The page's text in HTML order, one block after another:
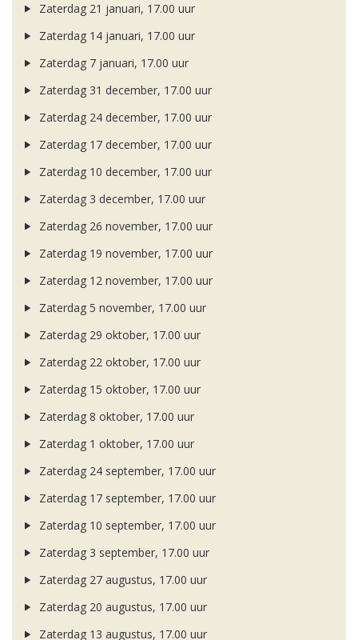
Zaterdag 21 januari, 17.00 uur
Zaterdag 14 januari, 17.00 uur
Zaterdag 7 januari, 17.00 uur
Zaterdag 31 december, 17.00 uur
Zaterdag 24 december, 17.00 uur
Zaterdag 17 december, 17.00 uur
Zaterdag 10 december, 17.00 uur
Zaterdag 3 december, 17.00 uur
Zaterdag 26 november, 17.00 uur
Zaterdag 19 november, 17.00 uur
Zaterdag 12 november, 17.00 uur
Zaterdag 5 november, 17.00 uur
Zaterdag 29 oktober, 17.00 uur
Zaterdag 22 oktober, 17.00 uur
Zaterdag 15 oktober, 17.00 uur
Zaterdag 8 oktober, 17.00 uur
Zaterdag 1 oktober, 17.00 uur
Zaterdag 24 september, 17.00 uur
Zaterdag 17 september, 17.00 uur
Zaterdag 10 september, 17.00 uur
Zaterdag 3 september, 17.00 uur
Zaterdag 27 augustus, 17.00 uur
Zaterdag 20 augustus, 17.00 uur
Zaterdag 13 augustus, 17.00 uur